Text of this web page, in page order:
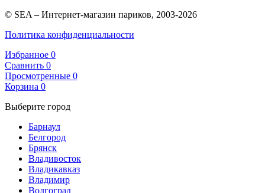
© SEA – Интернет-магазин париков, 2003-2026
Политика конфиденциальности
Избранное 0
Сравнить 0
Просмотренные 0
Корзина 0
Выберите город
Барнаул
Белгород
Брянск
Владивосток
Владикавказ
Владимир
Волгоград